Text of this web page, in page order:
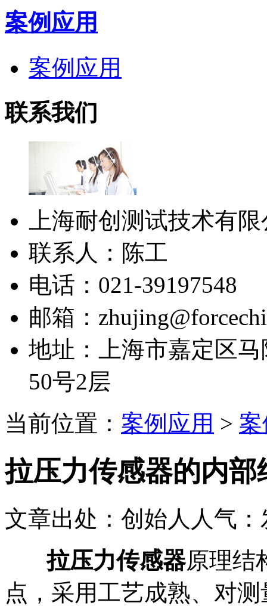
案例应用
案例应用
联系我们
上海耐创测试技术有
联系人：陈工
电话：021-39197548
邮箱：
地址：上海市嘉定区
50号2层
当前位置： 案例应用 >
拉压力传感器的内
文章出处：创始人 人气：
拉压力传感器原理结
点，采用工艺成熟、对